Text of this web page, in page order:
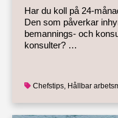
Har du koll på 24-
Den som påverkar
bemannings- och
konsulter? …
Chefstips, Hållbar